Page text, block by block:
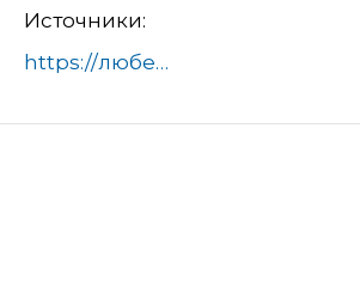
Источники:
https://люберцы.рф/news/pochti-4000-yam-likvidirovali-na-dorogah-lyuberec-s-1-marta